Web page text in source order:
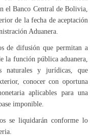
el Banco Central de Bolivia,
de la fecha de aceptación
Aduanera.
de difusión que permitan a
la función pública aduanera,
naturales y jurídicas, que
conocer con oportuna
aplicables para una
imponible.
se liquidarán conforme lo